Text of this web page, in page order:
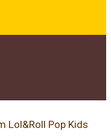
Lol&Roll Pop Kids